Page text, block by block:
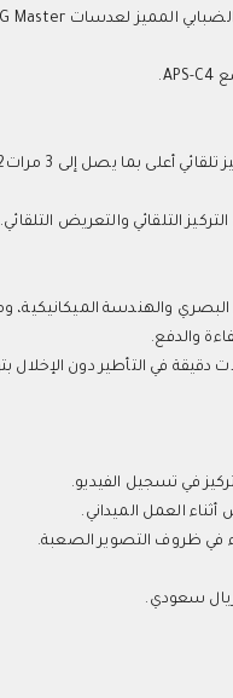
بين أحدث تقنيات التصميم البصري والهندسة
في التأطير دون الإخلال